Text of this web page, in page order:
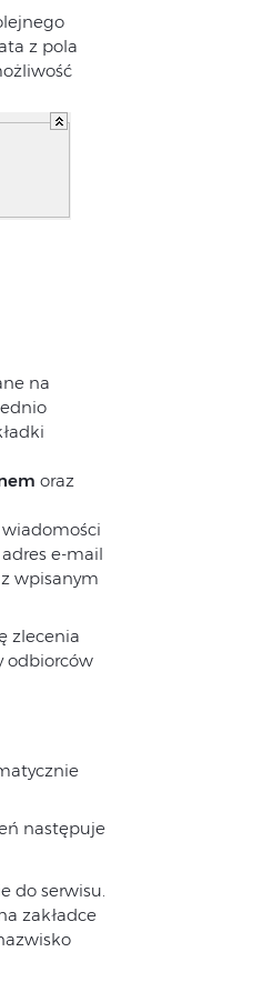
z pola
na
oraz
e-mail
wpisanym
zlecenia
odbiorców
następuje
do serwisu.
zakładce